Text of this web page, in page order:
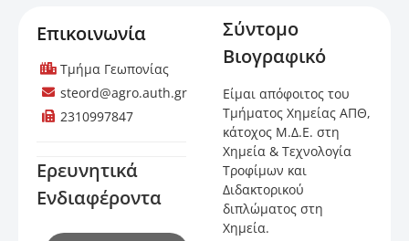
Επικοινωνία
Τμήμα Γεωπονίας
steord@agro.auth.gr
2310997847
Ερευνητικά
Ενδιαφέροντα
Σύντομο
Βιογραφικό
Είμαι απόφοιτος του
Τμήματος Χημείας ΑΠΘ,
κάτοχος Μ.Δ.Ε. στη
Χημεία & Τεχνολογία
Τροφίμων και
Διδακτορικού
διπλώματος στη
Χημεία.